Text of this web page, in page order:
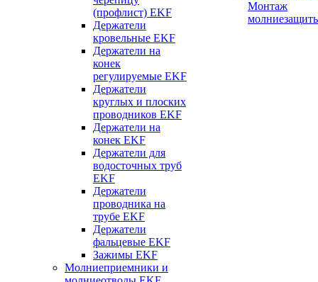
(профлист) EKF
Держатели
кровельные EKF
Держатели на
конек
регулируемые EKF
Держатели
круглых и плоских
проводников EKF
Держатели на
конек EKF
Держатели для
водосточных труб
EKF
Держатели
проводника на
трубе EKF
Держатели
фальцевые EKF
Зажимы EKF
Молниеприемники и
Монтаж